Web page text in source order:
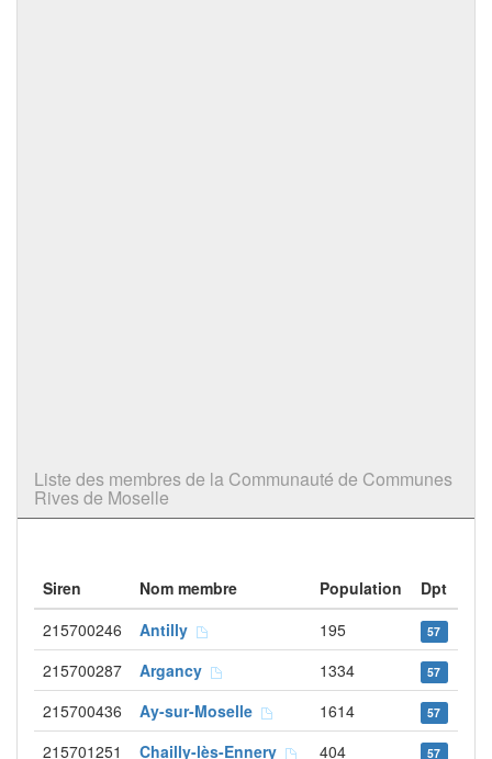
Liste des membres de la Communauté de Communes
Rives de Moselle
Siren Nom membre Population
Dpt
215700246
Antilly 195 57
215700287 Argancy 1334 57
215700436 Ay-sur-Moselle 1614 57
215701251 Chailly-lès-Ennery 404 57